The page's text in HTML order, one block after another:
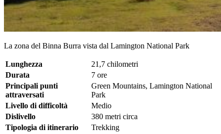
La zona del Binna Burra vista dal Lamington National Park
Lunghezza
21,7 chilometri
Durata
7 ore
Principali punti
attraversati
Green Mountains, Lamington National
Park
Livello di difficoltà
Medio
Dislivello
380 metri circa
Tipologia di itinerario
Trekking